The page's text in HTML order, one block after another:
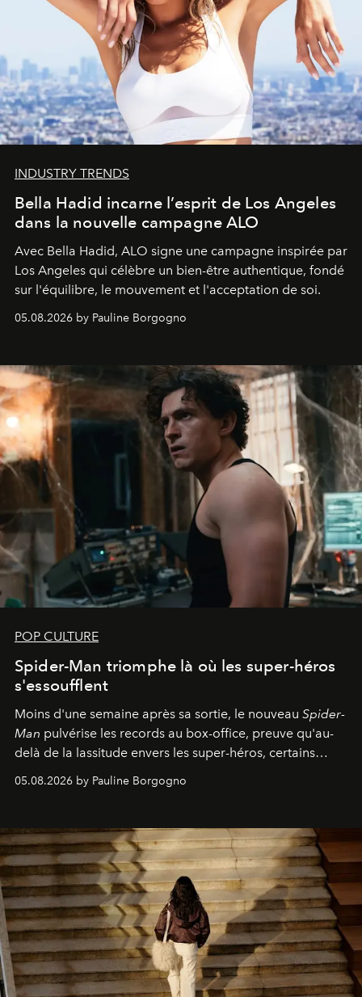
INDUSTRY TRENDS
Bella Hadid incarne l’esprit de Los Angeles
dans la nouvelle campagne ALO
Avec Bella Hadid, ALO signe une campagne inspirée par
Los Angeles qui célèbre un bien-être authentique, fondé
sur l'équilibre, le mouvement et l'acceptation de soi.
05.08.2026 by Pauline Borgogno
POP CULTURE
Spider-Man triomphe là où les super-héros
s'essoufflent
Moins d'une semaine après sa sortie, le nouveau Spider-
Man pulvérise les records au box-office, preuve qu'au-
delà de la lassitude envers les super-héros, certains
personnages continuent de susciter une ferveur intacte.
05.08.2026 by Pauline Borgogno